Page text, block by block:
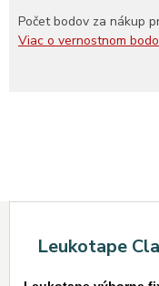
Počet bodov za nákup
Viac o vernostnom
Leukotape